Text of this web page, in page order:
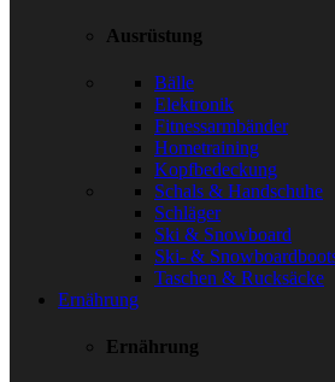
Ausrüstung
Bälle
Elektronik
Fitnessarmbänder
Hometraining
Kopfbedeckung
Schals & Handschuhe
Schläger
Ski & Snowboard
Ski- &
Taschen & Rucksäcke
Ernährung
Ernährung